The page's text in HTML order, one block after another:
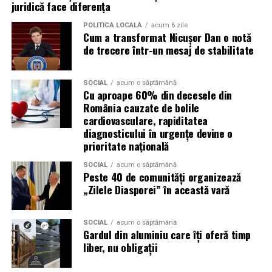
Masinapersonala
Organizatorii recomanda utilizarea transportului public
sau a curselor speciale dedicate festivalului, intrucat nu
exista parcare destinata publicului.
Daca alegi totusi sa vii cu masina, sunt recomandate
rutele alternative Chitila – Buftea sau Corbeanca –
Buftea.
Puncte de prim ajutor
Mai multe puncte medicale vor fi disponibile in
interiorul festivalului si vor fi marcate pe harta din
Top-up rapid pentru plati in festival
Bratara de acces include un cod PIN care permite
juridică face diferența
POLITICĂ LOCALĂ acum 6 zile
Cum a transformat Nicușor Dan o notă
de trecere într-un mesaj de stabilitate
SOCIAL acum o săptămână
Cu aproape 60% din decesele din
România cauzate de bolile
cardiovasculare, rapiditatea
diagnosticului în urgențe devine o
prioritate națională
SOCIAL acum o săptămână
Peste 40 de comunități organizează
„Zilele Diasporei” în această vară
SOCIAL acum o săptămână
Gardul din aluminiu care îți oferă timp
liber, nu obligații